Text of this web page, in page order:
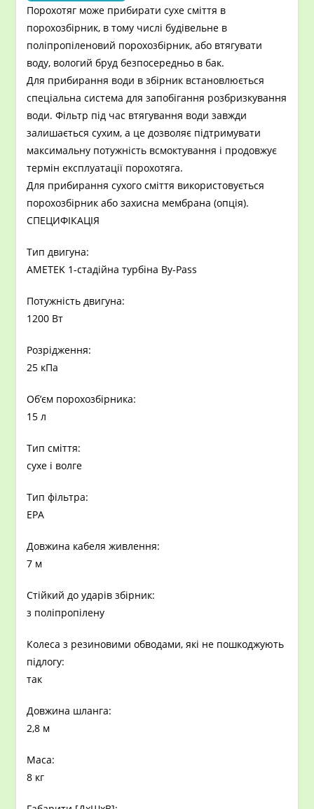
Порохотяг може прибирати сухе сміття в
порохозбірник, в тому числі будівельне в
поліпропіленовий порохозбірник, або втягувати
воду, вологий бруд безпосередньо в бак.
Для прибирання води в збірник встановлюється
спеціальна система для запобігання розбризкування
води. Фільтр під час втягування води завжди
залишається сухим, а це дозволяє підтримувати
максимальну потужність всмоктування і продовжує
термін експлуатації порохотяга.
Для прибирання сухого сміття використовується
порохозбірник або захисна мембрана (опція).
СПЕЦИФІКАЦІЯ
Тип двигуна:
AMETEK 1-стадійна турбіна By-Pass
Потужність двигуна:
1200 Вт
Розрідження:
25 кПа
Об’єм порохозбірника:
15 л
Тип сміття:
сухе і волге
Тип фільтра:
EPA
Довжина кабеля живлення:
7 м
Стійкий до ударів збірник:
з поліпропілену
Колеса з резиновими обводами, які не пошкоджують
підлогу:
так
Довжина шланга:
2,8 м
Маса:
8 кг